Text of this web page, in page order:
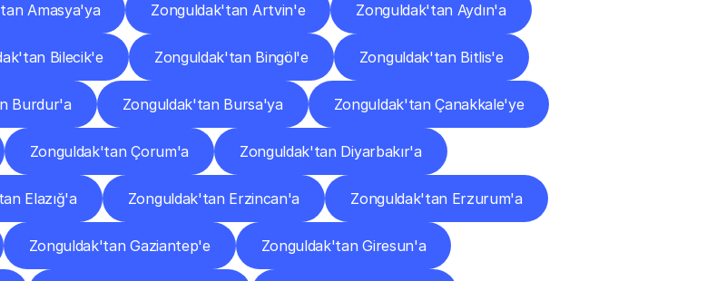
Amasya'ya Zonguldak'tan Artvin'e Zonguldak'tan Aydın'a
Bilecik'e Zonguldak'tan Bingöl'e Zonguldak'tan Bitlis'e
Burdur'a Zonguldak'tan Bursa'ya Zonguldak'tan Çanakkale'ye
Zonguldak'tan Çorum'a Zonguldak'tan Diyarbakır'a
Elazığ'a Zonguldak'tan Erzincan'a Zonguldak'tan Erzurum'a
Zonguldak'tan Gaziantep'e Zonguldak'tan Giresun'a